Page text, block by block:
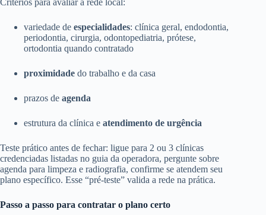
variedade de especialidades: clínica geral, endodontia,
periodontia, cirurgia, odontopediatria, prótese,
ortodontia quando contratado
proximidade do trabalho e da casa
prazos de agenda
estrutura da clínica e atendimento de urgência
Teste prático antes de fechar: ligue para 2 ou 3 clínicas
credenciadas listadas no guia da operadora, pergunte sobre
agenda para limpeza e radiografia, confirme se atendem seu
plano específico. Esse “pré-teste” valida a rede na prática.
Passo a passo para contratar o plano certo